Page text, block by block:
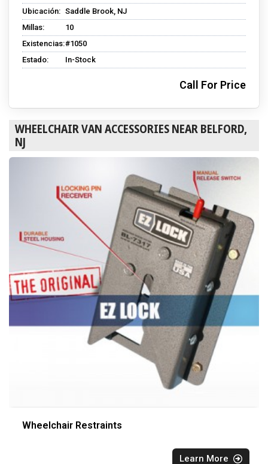
Ubicación: Saddle Brook, NJ
Millas:
10
Existencias:#1050
Estado:
In-Stock
Call For Price
WHEELCHAIR VAN ACCESSORIES NEAR BELFORD,
NJ
Wheelchair Restraints
Learn More